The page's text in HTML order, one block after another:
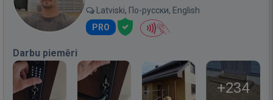
Latviski, По-русски, English
PRO
Darbu piemēri
+234